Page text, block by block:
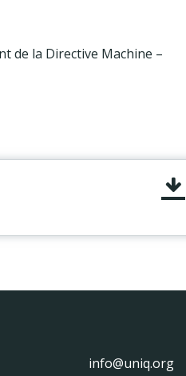
de la Directive Machine –
info@uniq.org